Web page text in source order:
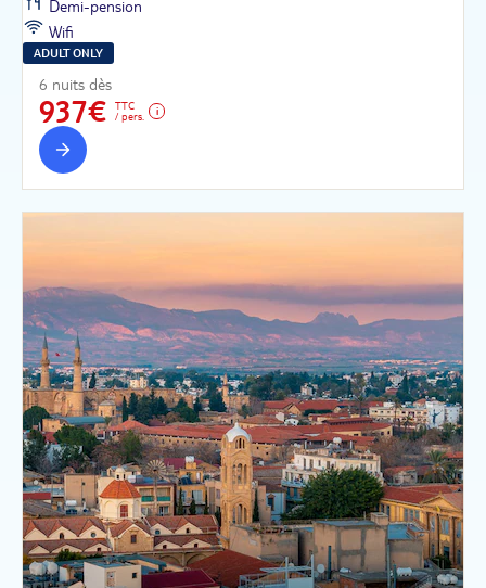
Demi-pension
Wifi
ADULT ONLY
6 nuits dès
937€
TTC
/ pers.